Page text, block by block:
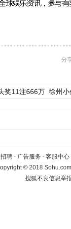
分
奖11注666万 徐州
聘 - 广告服务 - 客服中心
©2018
搜狐不良信息举